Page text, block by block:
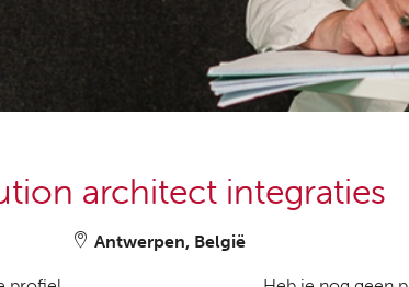
architect integraties
Antwerpen, België